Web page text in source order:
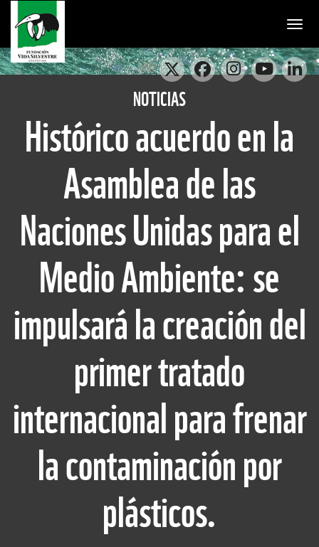
NOTICIAS
Histórico acuerdo en la
Asamblea de las
Naciones Unidas para el
Medio Ambiente: se
impulsará la creación del
primer tratado
internacional para frenar
la contaminación por
plásticos.